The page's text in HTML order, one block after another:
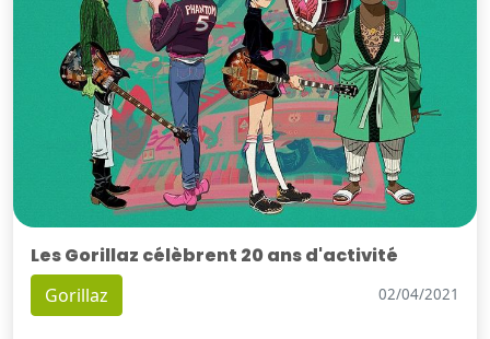
Les Gorillaz célèbrent 20 ans d'activité
Gorillaz 02/04/2021